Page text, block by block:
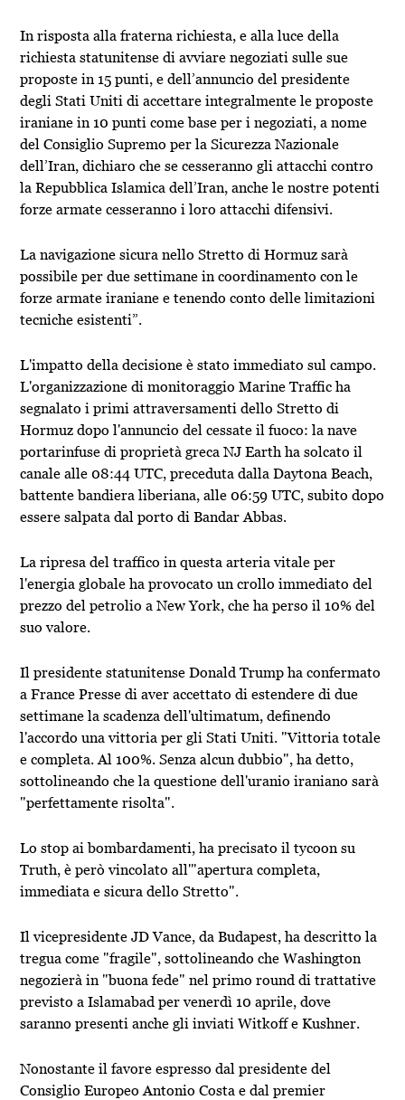
In risposta alla fraterna richiesta, e alla luce della
richiesta statunitense di avviare negoziati sulle sue
proposte in 15 punti, e dell’annuncio del presidente
degli Stati Uniti di accettare integralmente le proposte
iraniane in 10 punti come base per i negoziati, a nome
del Consiglio Supremo per la Sicurezza Nazionale
dell’Iran, dichiaro che se cesseranno gli attacchi contro
la Repubblica Islamica dell’Iran, anche le nostre potenti
forze armate cesseranno i loro attacchi difensivi.
La navigazione sicura nello Stretto di Hormuz sarà
possibile per due settimane in coordinamento con le
forze armate iraniane e tenendo conto delle limitazioni
tecniche esistenti”.
L'impatto della decisione è stato immediato sul campo.
L'organizzazione di monitoraggio Marine Traffic ha
segnalato i primi attraversamenti dello Stretto di
Hormuz dopo l'annuncio del cessate il fuoco: la nave
portarinfuse di proprietà greca NJ Earth ha solcato il
canale alle 08:44 UTC, preceduta dalla Daytona Beach,
battente bandiera liberiana, alle 06:59 UTC, subito dopo
essere salpata dal porto di Bandar Abbas.
La ripresa del traffico in questa arteria vitale per
l'energia globale ha provocato un crollo immediato del
prezzo del petrolio a New York, che ha perso il 10% del
suo valore.
Il presidente statunitense Donald Trump ha confermato
a France Presse di aver accettato di estendere di due
settimane la scadenza dell'ultimatum, definendo
l'accordo una vittoria per gli Stati Uniti. "Vittoria totale
e completa. Al 100%. Senza alcun dubbio", ha detto,
sottolineando che la questione dell'uranio iraniano sarà
"perfettamente risolta".
Lo stop ai bombardamenti, ha precisato il tycoon su
Truth, è però vincolato all'"apertura completa,
immediata e sicura dello Stretto".
Il vicepresidente JD Vance, da Budapest, ha descritto la
tregua come "fragile", sottolineando che Washington
negozierà in "buona fede" nel primo round di trattative
previsto a Islamabad per venerdì 10 aprile, dove
saranno presenti anche gli inviati Witkoff e Kushner.
Nonostante il favore espresso dal presidente del
Consiglio Europeo Antonio Costa e dal premier